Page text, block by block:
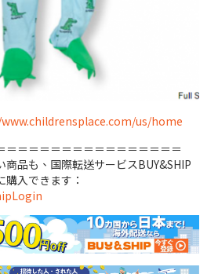
us/home
＝＝＝＝＝＝＝＝＝＝＝＝＝＝＝＝
品も、国際転送サービスBUY&SHIP
入できます：